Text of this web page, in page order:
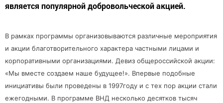
является популярной добровольческой акцией.
В рамках программы организовываются различные мероприятия
и акции благотворительного характера частными лицами и
корпоративными организациями. Девиз общероссийской акции:
«Мы вместе создаем наше будущее!». Впервые подобные
инициативы были проведены в 1997году и с тех пор акции стали
ежегодными. В программе ВНД несколько десятков тысяч